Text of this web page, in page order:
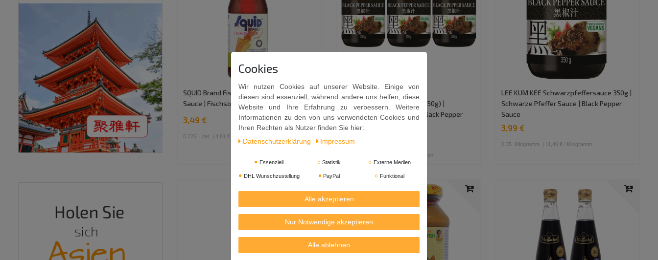
SQUID Brand Fischsauce 725ml | Fish
Sauce | Fischsosse
3,49 €
0.725 Liter | 4,81 € / Liter
3er Pack - LEE KUM KEE
Schwarzpfeffersauce (3x 350g) |
Schwarze Pfeffer Sauce | Black Pepper
Sauce
11,49 €
| 10,94 € / Kilogramm
LEE KUM KEE Schwarzpfeffersauce 350g |
Schwarze Pfeffer Sauce | Black Pepper
Sauce
3,99 €
0.35 Kilogramm | 11,40 € / Kilogramm
Cookies
Wir nutzen Cookies auf unserer Website. Einige von
diesen sind essenziell, während andere uns helfen, diese
Website und Ihre Erfahrung zu verbessern. Weitere
Informationen zu den von uns verwendeten Cookies und
Ihren Rechten als Nutzer finden Sie hier:
Daten­schutz­erklärung
Impressum
Essenziell Statistik Externe Medien
DHL Wunschzustellung PayPal Funktional
Alle akzeptieren
Nur Notwendige akzeptieren
Alle ablehnen